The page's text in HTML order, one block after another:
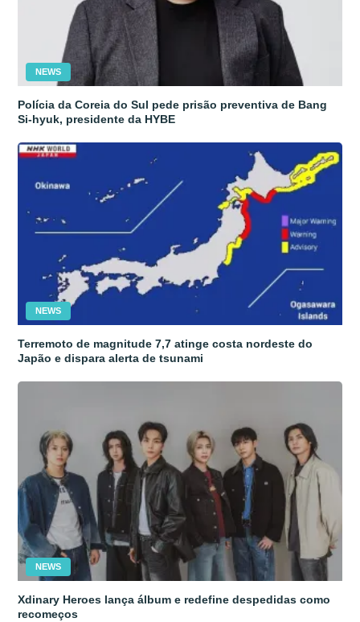
NEWS
Polícia da Coreia do Sul pede prisão preventiva de Bang
Si-hyuk, presidente da HYBE
NEWS
Terremoto de magnitude 7,7 atinge costa nordeste do
Japão e dispara alerta de tsunami
NEWS
Xdinary Heroes lança álbum e redefine despedidas como
recomeços